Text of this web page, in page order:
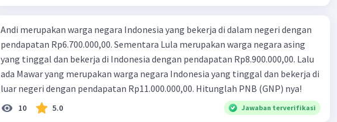
Andi merupakan warga negara Indonesia yang bekerja di dalam negeri dengan
pendapatan Rp6.700.000,00. Sementara Lula merupakan warga negara asing
yang tinggal dan bekerja di Indonesia dengan pendapatan Rp8.900.000,00. Lalu
ada Mawar yang merupakan warga negara Indonesia yang tinggal dan bekerja di
luar negeri dengan pendapatan Rp11.000.000,00. Hitunglah PNB (GNP) nya!
10 5.0 Jawaban terverifikasi